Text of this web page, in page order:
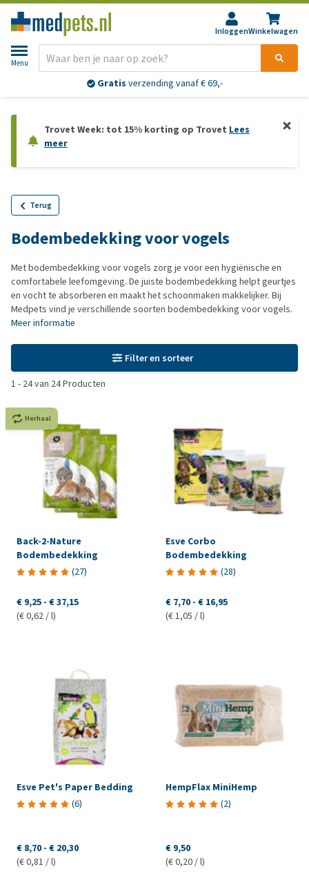
InloggenWinkelwagen
Menu
Gratis verzending vanaf € 69,-
Trovet Week: tot 15% korting op Trovet Lees
meer
Terug
Bodembedekking voor vogels
Met bodembedekking voor vogels zorg je voor een hygiënische en
comfortabele leefomgeving. De juiste bodembedekking helpt geurtjes
en vocht te absorberen en maakt het schoonmaken makkelijker. Bij
Medpets vind je verschillende soorten bodembedekking voor vogels.
Meer informatie
Filter en sorteer
1 - 24van 24Producten
Herhaal
Back-2-Nature
Bodembedekking
(27)
€ 9,25 - € 37,15
(€ 0,62 / l)
Esve Corbo
Bodembedekking
(28)
€ 7,70 - € 16,95
(€ 1,05 / l)
Esve Pet's Paper Bedding
(6)
€ 8,70 - € 20,30
(€ 0,81 / l)
HempFlax MiniHemp
(2)
€ 9,50
(€ 0,20 / l)